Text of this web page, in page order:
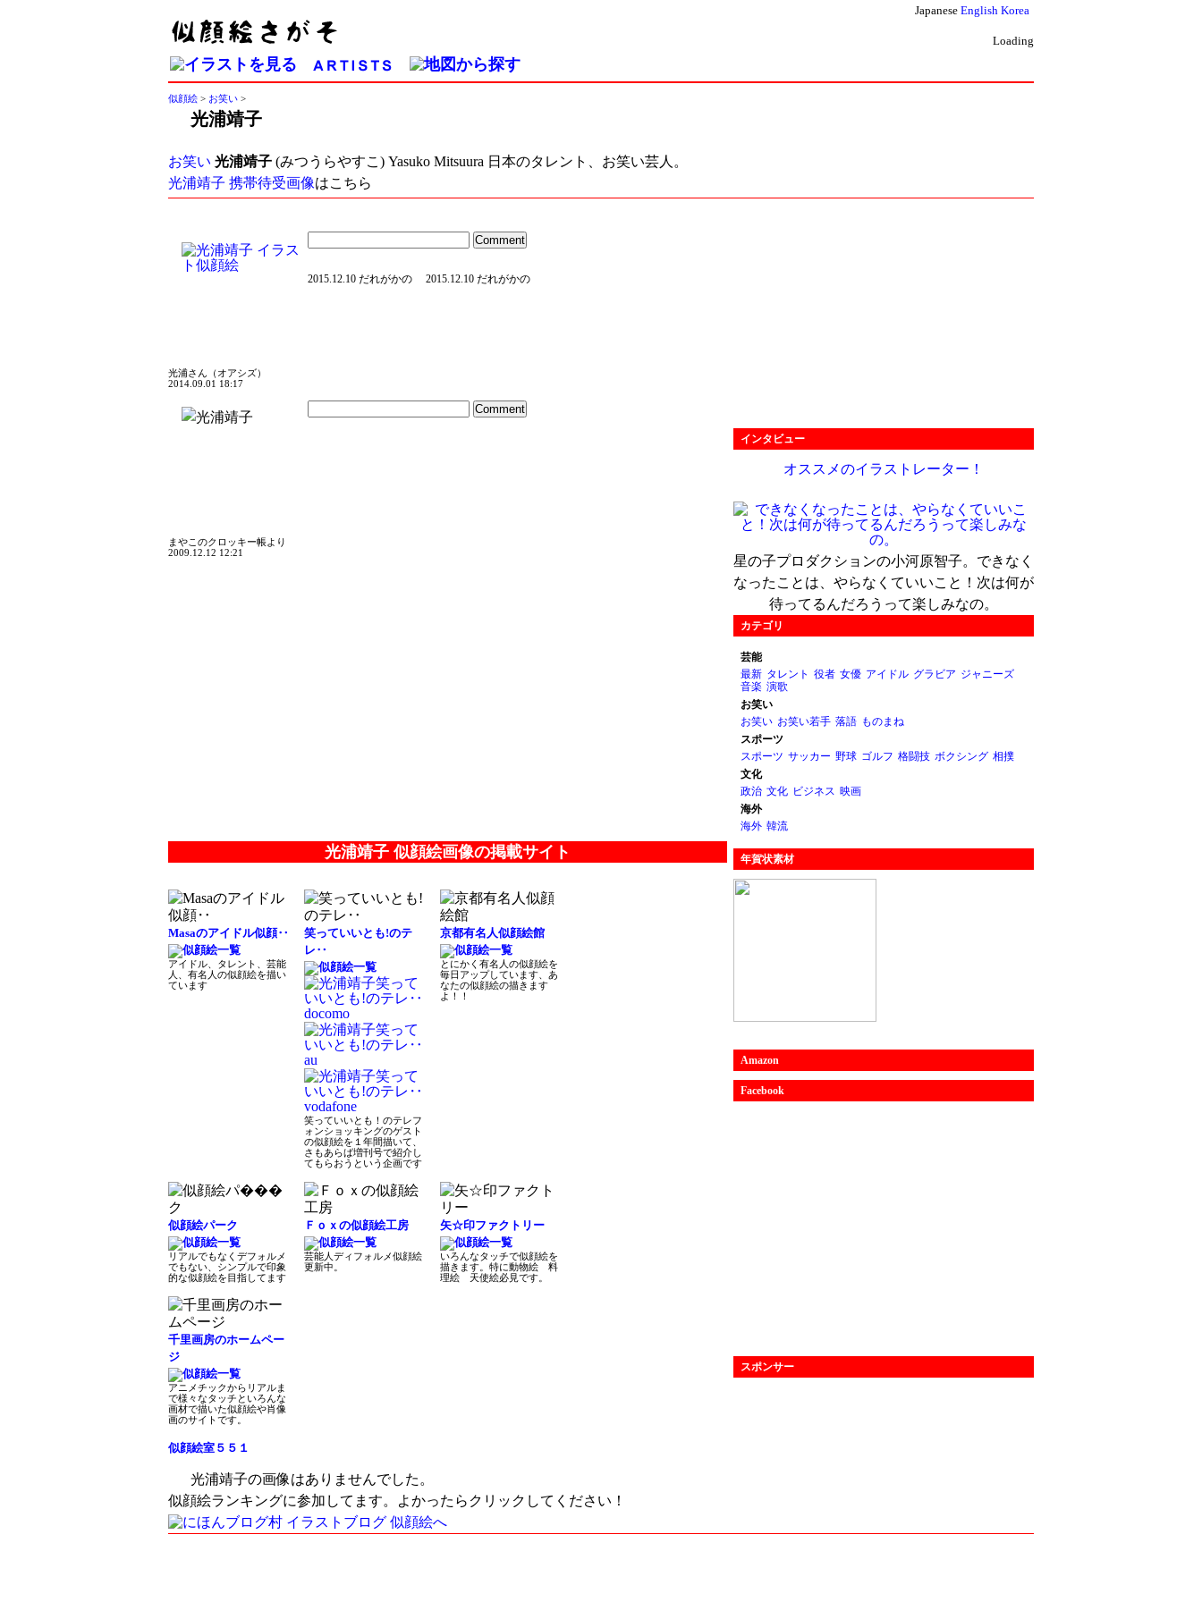
Japanese English Korea
Loading
似顔絵 > お笑い >
光浦靖子
お笑い 光浦靖子 (みつうらやすこ) Yasuko Mitsuura 日本のタレント、お笑い芸人。
光浦靖子 携帯待受画像はこちら
光浦さん（オアシズ）
2014.09.01 18:17
2015.12.10 だれがかの 2015.12.10 だれがかの
まやこのクロッキー帳より
2009.12.12 12:21
光浦靖子 似顔絵画像の掲載サイト
Masaのアイドル似顔‥
アイドル、タレント、芸能
人、有名人の似顔絵を描い
ています
笑っていいとも!のテ
レ‥
笑っていいとも！のテレフ
ォンショッキングのゲスト
の似顔絵を１年間描いて、
さもあらば増刊号で紹介し
てもらおうという企画です
京都有名人似顔絵館
とにかく有名人の似顔絵を
毎日アップしています、あ
なたの似顔絵の描きます
よ！！
似顔絵パーク
リアルでもなくデフォルメ
でもない、シンプルで印象
的な似顔絵を目指してます
Ｆｏｘの似顔絵工房
芸能人ディフォルメ似顔絵
更新中。
矢☆印ファクトリー
いろんなタッチで似顔絵を
描きます。特に動物絵 料
理絵 天使絵必見です。
千里画房のホームペー
ジ
アニメチックからリアルま
で様々なタッチといろんな
画材で描いた似顔絵や肖像
画のサイトです。
似顔絵室５５１
光浦靖子の画像はありませんでした。
似顔絵ランキングに参加してます。よかったらクリックしてください！
インタビュー
オススメのイラストレーター！
星の子プロダクションの小河原智子。できなく
なったことは、やらなくていいこと！次は何が
待ってるんだろうって楽しみなの。
カテゴリ
芸能
最新 タレント 役者 女優 アイドル グラビア ジャニーズ
音楽 演歌
お笑い
お笑い お笑い若手 落語 ものまね
スポーツ
スポーツ サッカー 野球 ゴルフ 格闘技 ボクシング 相撲
文化
政治 文化 ビジネス 映画
海外
海外 韓流
年賀状素材
Amazon
Facebook
スポンサー